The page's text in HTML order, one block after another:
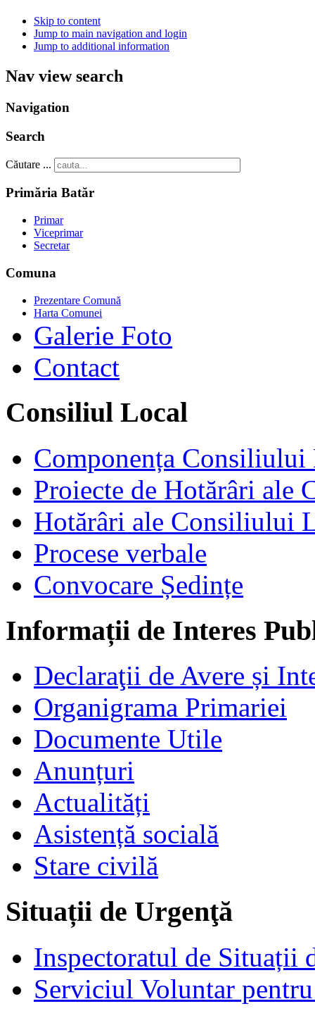
Skip to content
Jump to main navigation and login
Jump to additional information
Nav view search
Navigation
Search
Căutare ...
Primăria Batăr
Primar
Viceprimar
Secretar
Comuna
Prezentare Comună
Harta Comunei
Galerie Foto
Contact
Consiliul Local
Componența Consiliului
Proiecte de Hotărâri ale
Hotărâri ale Consiliului
Procese verbale
Convocare Ședințe
Informații de Interes
Declaraţii de Avere și
Organigrama Primariei
Documente Utile
Anunțuri
Actualități
Asistență socială
Stare civilă
Situații de Urgenţă
Inspectoratul de Situații
Serviciul Voluntar